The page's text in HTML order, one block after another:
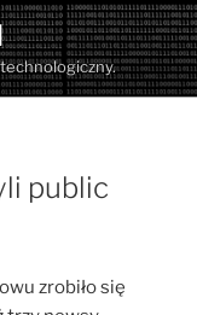
public
zrobiło się